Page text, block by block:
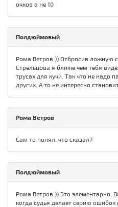
очков а не 10
Полдюймовый
Рома Ветров )) Отбросив ложную
Стрельцова я ближе чем тебя
трусах для кучи. Так что не надо
других. А то не интересно
Рома Ветров
Сам то понял, что сказал?
Полдюймовый
Рома Ветров )) Это элементарно,
когда судья делает серию